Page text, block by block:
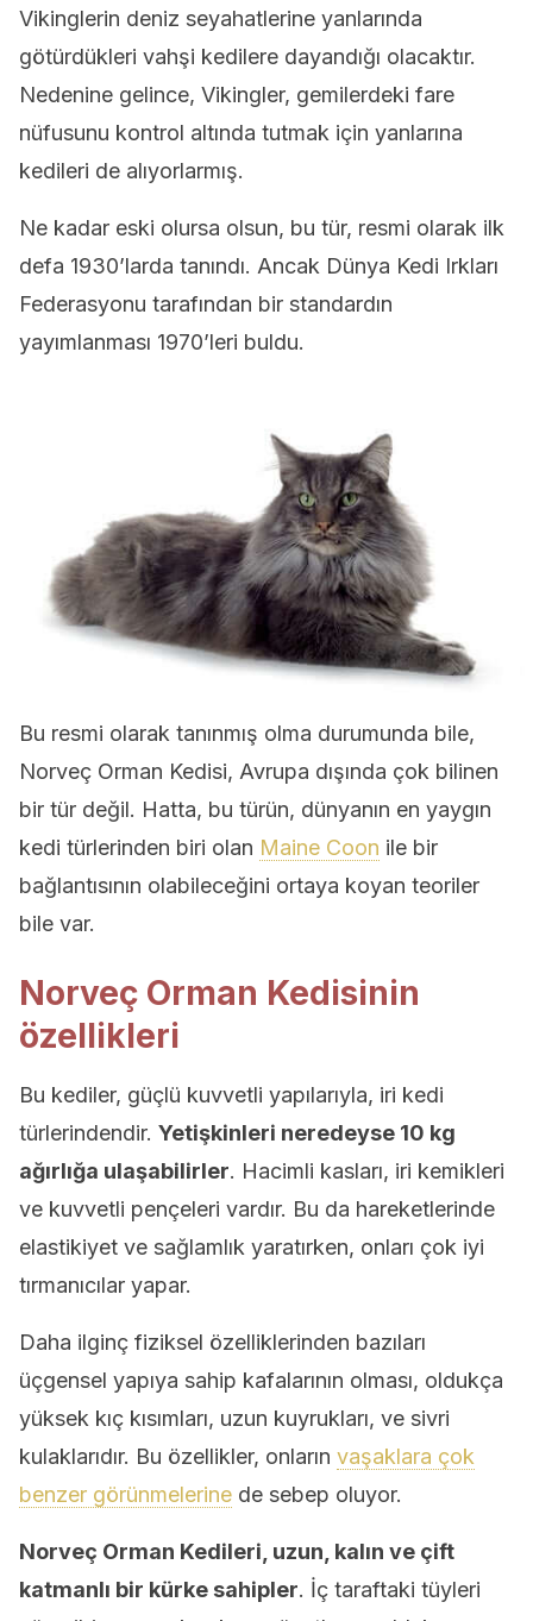
Vikinglerin deniz seyahatlerine yanlarında
götürdükleri vahşi kedilere dayandığı olacaktır.
Nedenine gelince, Vikingler, gemilerdeki fare
nüfusunu kontrol altında tutmak için yanlarına
kedileri de alıyorlarmış.
Ne kadar eski olursa olsun, bu tür, resmi olarak ilk
defa 1930’larda tanındı. Ancak Dünya Kedi Irkları
Federasyonu tarafından bir standardın
yayımlanması 1970’leri buldu.
Bu resmi olarak tanınmış olma durumunda bile,
Norveç Orman Kedisi, Avrupa dışında çok bilinen
bir tür değil. Hatta, bu türün, dünyanın en yaygın
kedi türlerinden biri olan Maine Coon ile bir
bağlantısının olabileceğini ortaya koyan teoriler
bile var.
Norveç Orman Kedisinin
özellikleri
Bu kediler, güçlü kuvvetli yapılarıyla, iri kedi
türlerindendir. Yetişkinleri neredeyse 10 kg
ağırlığa ulaşabilirler. Hacimli kasları, iri kemikleri
ve kuvvetli pençeleri vardır. Bu da hareketlerinde
elastikiyet ve sağlamlık yaratırken, onları çok iyi
tırmanıcılar yapar.
Daha ilginç fiziksel özelliklerinden bazıları
üçgensel yapıya sahip kafalarının olması, oldukça
yüksek kıç kısımları, uzun kuyrukları, ve sivri
kulaklarıdır. Bu özellikler, onların vaşaklara çok
benzer görünmelerine de sebep oluyor.
Norveç Orman Kedileri, uzun, kalın ve çift
katmanlı bir kürke sahipler. İç taraftaki tüyleri